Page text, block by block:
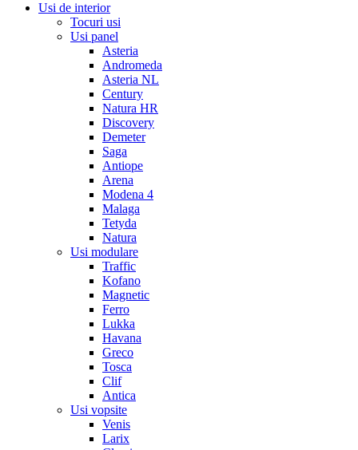
Usi de interior
Tocuri usi
Usi panel
Asteria
Andromeda
Asteria NL
Century
Natura HR
Discovery
Demeter
Saga
Antiope
Arena
Modena 4
Malaga
Tetyda
Natura
Usi modulare
Traffic
Kofano
Magnetic
Ferro
Lukka
Havana
Greco
Tosca
Clif
Antica
Usi vopsite
Venis
Larix